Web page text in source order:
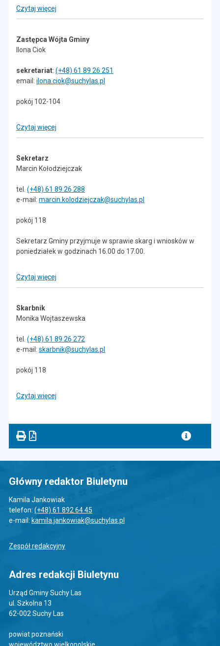
Czytaj więcej
Zastępca Wójta Gminy
Ilona Ciok
sekretariat: (+48) 61 89 26 251
email: ilona.ciok@suchylas.pl
pokój 102-104
Czytaj więcej
Sekretarz
Marcin Kołodziejczak
tel. (+48) 61 89 26 288
e-mail: marcin.kolodziejczak@suchylas.pl
pokój 118
Sekretarz Gminy przyjmuje w sprawie skarg i wniosków w
poniedziałek w godzinach 16.00 do 17.00.
Czytaj więcej
Skarbnik
Monika Wojtaszewska
tel. (+48) 61 89 26 272
e-mail: skarbnik@suchylas.pl
pokój 118
Czytaj więcej
Główny redaktor Biuletynu
Kamila Jankowiak
telefon: (+48) 61 892 64 45
e-mail: kamila.jankowiak@suchylas.pl
Zespół redakcyjny
Adres redakcji Biuletynu
Urząd Gminy Suchy Las
ul. Szkolna 13
62-002 Suchy Las
powiat poznański